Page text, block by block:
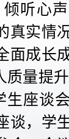
听心
真实情
面成长
质量提
生座谈
谈，学